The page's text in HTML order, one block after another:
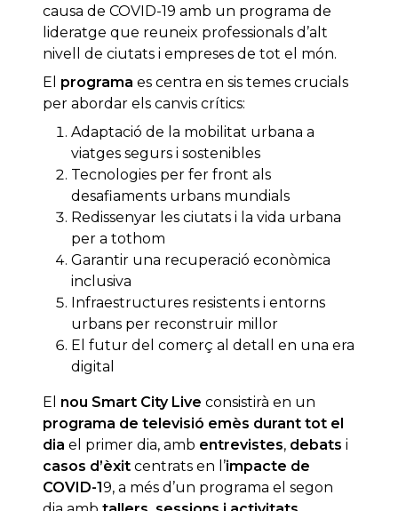
causa de COVID-19 amb un programa de
lideratge que reuneix professionals d’alt
nivell de ciutats i empreses de tot el món.
El programa es centra en sis temes crucials
per abordar els canvis crítics:
Adaptació de la mobilitat urbana a
viatges segurs i sostenibles
Tecnologies per fer front als
desafiaments urbans mundials
Redissenyar les ciutats i la vida urbana
per a tothom
Garantir una recuperació econòmica
inclusiva
Infraestructures resistents i entorns
urbans per reconstruir millor
El futur del comerç al detall en una era
digital
El nou Smart City Live consistirà en un
programa de televisió emès durant tot el
dia el primer dia, amb entrevistes, debats i
casos d’èxit centrats en l’impacte de
COVID-19, a més d’un programa el segon